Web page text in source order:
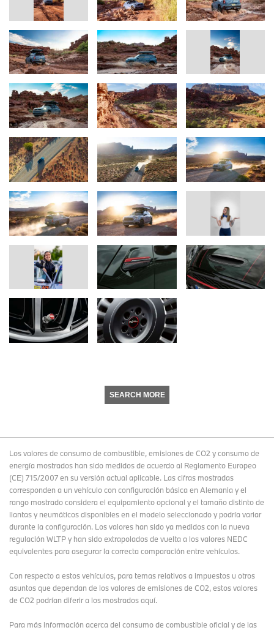
SEARCH MORE
Los valores de consumo de combustible, emisiones de CO2 y consumo de
energía mostrados han sido medidos de acuerdo al Reglamento Europeo
(CE) 715/2007 en su versión actual aplicable. Las cifras mostradas
corresponden a un vehículo con configuración básica en Alemania y el
rango mostrado considera el equipamiento opcional y el tamaño distinto de
llantas y neumáticos disponibles en el modelo seleccionado y podría variar
durante la configuración. Los valores han sido ya medidos con la nueva
regulación WLTP y han sido extrapolados de vuelta a los valores NEDC
equivalentes para asegurar la correcta comparación entre vehículos.
Con respecto a estos vehículos, para temas relativos a impuestos u otros
asuntos que dependan de los valores de emisiones de CO2, estos valores
de CO2 podrían diferir a los mostrados aquí.
Para más información acerca del consumo de combustible oficial y de las